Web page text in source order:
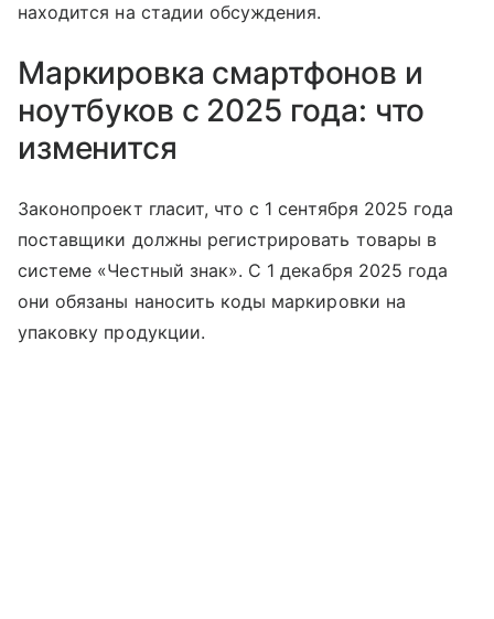
находится на стадии обсуждения.
Маркировка смартфонов и
ноутбуков с 2025 года: что
изменится
Законопроект гласит, что с 1 сентября 2025 года
поставщики должны регистрировать товары в
системе «Честный знак». С 1 декабря 2025 года
они обязаны наносить коды маркировки на
упаковку продукции.